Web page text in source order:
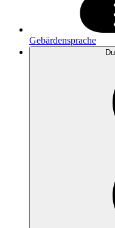
Gebärdensprache